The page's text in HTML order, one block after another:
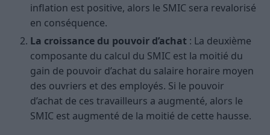
inflation est positive, alors le SMIC sera revalorisé
en conséquence.
La croissance du pouvoir d’achat : La deuxième
composante du calcul du SMIC est la moitié du
gain de pouvoir d’achat du salaire horaire moyen
des ouvriers et des employés. Si le pouvoir
d’achat de ces travailleurs a augmenté, alors le
SMIC est augmenté de la moitié de cette hausse.